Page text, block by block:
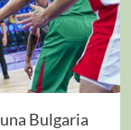
Bulgaria